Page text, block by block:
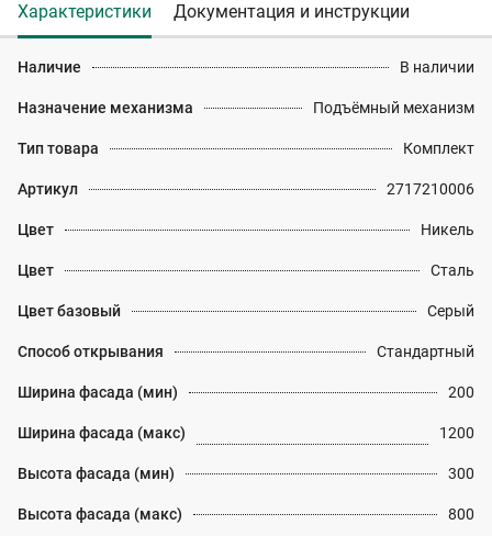
Характеристики Документация и инструкции
Наличие В наличии
Назначение механизма Подъёмный механизм
Тип товара Комплект
Артикул 2717210006
Цвет Никель
Цвет Сталь
Цвет базовый Серый
Способ открывания Стандартный
Ширина фасада (мин) 200
Ширина фасада (макс) 1200
Высота фасада (мин) 300
Высота фасада (макс) 800